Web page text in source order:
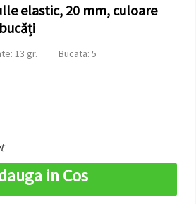
elastic, 20 mm, culoare
13 gr.
Bucata: 5
in Cos